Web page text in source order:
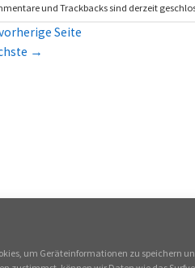
um Geräteinformationen zu speichern
und Trackbacks sind derzeit
Seite
→